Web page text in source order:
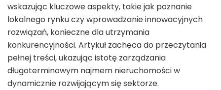
wskazując kluczowe aspekty, takie jak poznanie
lokalnego rynku czy wprowadzanie innowacyjnych
rozwiązań, konieczne dla utrzymania
konkurencyjności. Artykuł zachęca do przeczytania
pełnej treści, ukazując istotę zarządzania
długoterminowym najmem nieruchomości w
dynamicznie rozwijającym się sektorze.